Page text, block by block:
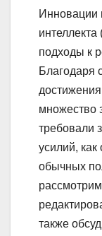
Инновации
подходы к
Благодаря
множество
требовали
усилий, как
обычных
также